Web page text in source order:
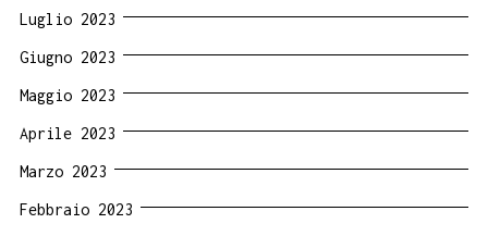
Luglio 2023
Giugno 2023
Maggio 2023
Aprile 2023
Marzo 2023
Febbraio 2023